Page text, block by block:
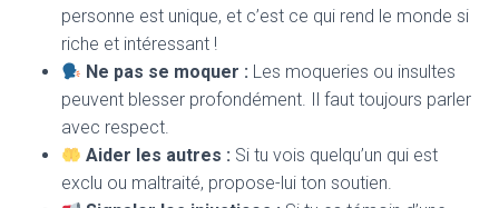
personne est unique, et c’est ce qui rend le monde si
riche et intéressant !
Ne pas se moquer : Les moqueries ou insultes
peuvent blesser profondément. Il faut toujours parler
avec respect.
Aider les autres : Si tu vois quelqu’un qui est
exclu ou maltraité, propose-lui ton soutien.